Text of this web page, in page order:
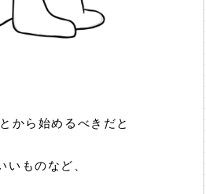
から始めるべきだと
いものなど、